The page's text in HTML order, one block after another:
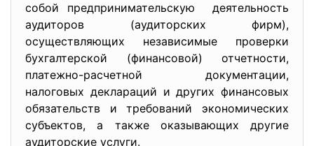
собой предпринимательскую деятельность
аудиторов (аудиторских фирм),
осуществляющих независимые проверки
бухгалтерской (финансовой) отчетности,
платежно-расчетной документации,
налоговых деклараций и других финансовых
обязательств и требований экономических
субъектов, а также оказывающих другие
аудиторские услуги.